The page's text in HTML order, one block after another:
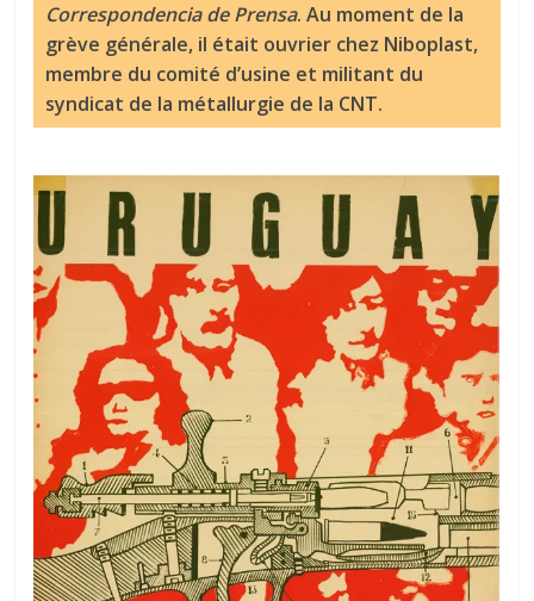
Correspondencia de Prensa. Au moment de la
grève générale, il était ouvrier chez Niboplast,
membre du comité d’usine et militant du
syndicat de la métallurgie de la CNT.